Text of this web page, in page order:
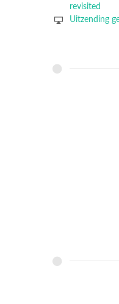
revisited
Uitzending